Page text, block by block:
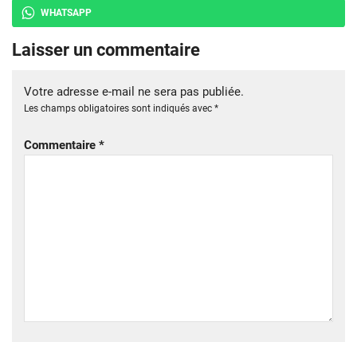
WHATSAPP
Laisser un commentaire
Votre adresse e-mail ne sera pas publiée.
Les champs obligatoires sont indiqués avec *
Commentaire *